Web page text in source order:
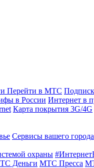
Перейти в МТС
в России Интернет в
Карта покрытия 3G/4G
Сервисы вашего города
охраны
Деньги МТС Пресса